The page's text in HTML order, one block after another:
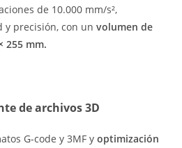
de 10.000 mm/s²,
y precisión, con unvolumen de
255 mm.
de archivos 3D
G-code y 3MF yoptimización